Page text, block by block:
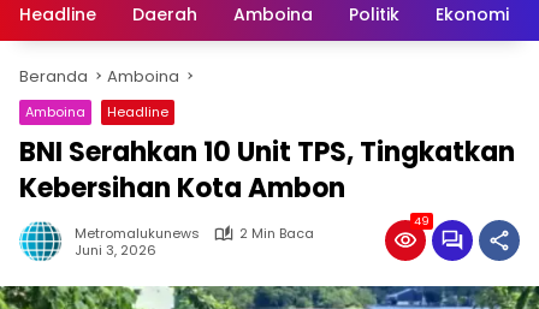
Headline Daerah Amboina Politik Ekonomi
Beranda Amboina
Amboina Headline
BNI Serahkan 10 Unit TPS, Tingkatkan
Kebersihan Kota Ambon
Metromalukunews
2 Min Baca
Juni 3, 2026
49